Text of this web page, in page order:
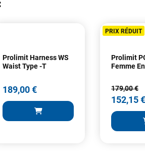
Prolimit Harness WS
Waist Type -T
189,00 €
PRIX RÉDUIT
Prolimit
Femme
179,00 €
152,15 €
Votre satisfaction est notre priorité !
Découvrez quelques uns de vos
via leur site internet. À peine la commande
appelé pour confirmer avec moi les
me conseiller sur le matériel à
matériel en plus. Niveau réactivité, c’est au
le lendemain, et j’ai bien reçu tout le